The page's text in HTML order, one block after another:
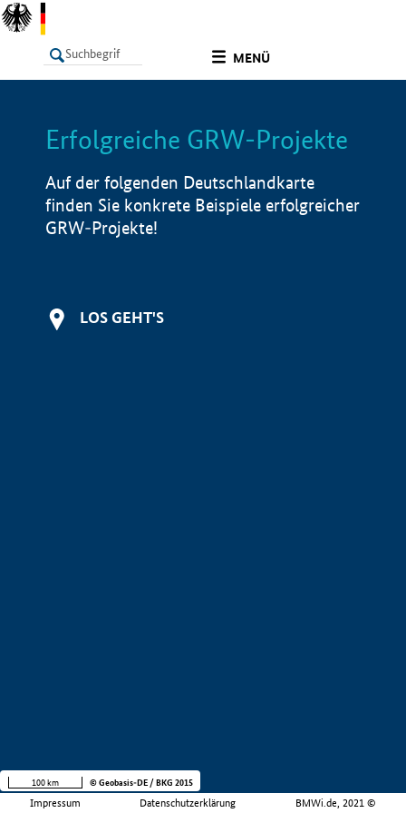
MENÜ
LISTE Info
Erfolgreiche GRW-Projekte
Auf der folgenden Deutschlandkarte
finden Sie konkrete Beispiele erfolgreicher
GRW-Projekte!
LOS GEHT'S
Impressum Datenschutzerklärung BMWi.de, 2021 ©
100 km © Geobasis-DE / BKG 2015